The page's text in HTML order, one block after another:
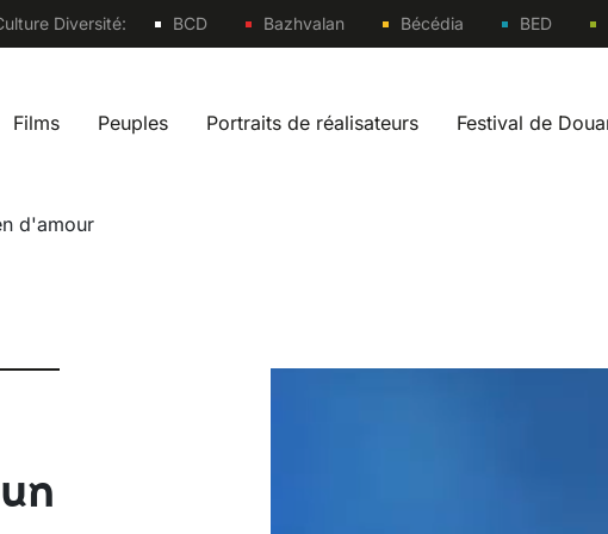
Diversité: Sites
BCD Bazhvalan Bécédia BED
navigation fr
Films Peuples Portraits de réalisateurs Festival de
d'amour